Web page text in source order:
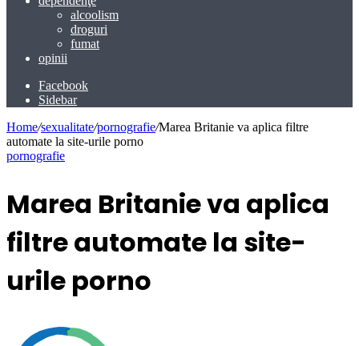
alcoolism
droguri
fumat
opinii
Facebook
Sidebar
Home/sexualitate/pornografie/Marea Britanie va aplica filtre
automate la site-urile porno
pornografie
Marea Britanie va aplica
filtre automate la site-
urile porno